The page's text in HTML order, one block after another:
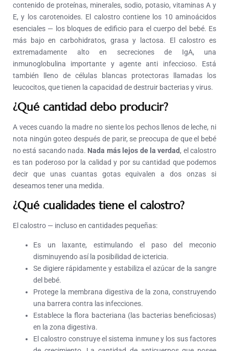
contenido de proteínas, minerales, sodio, potasio, vitaminas A y
E, y los carotenoides. El calostro contiene los 10 aminoácidos
esenciales — los bloques de edificio para el cuerpo del bebé. Es
más bajo en carbohidratos, grasa y lactosa. El calostro es
extremadamente alto en secreciones de IgA, una
inmunoglobulina importante y agente anti infeccioso. Está
también lleno de células blancas protectoras llamadas los
leucocitos, que tienen la capacidad de destruir bacterias y virus.
¿Qué cantidad debo producir?
A veces cuando la madre no siente los pechos llenos de leche, ni
nota ningún goteo después de parir, se preocupa de que el bebé
no está sacando nada. Nada más lejos de la verdad , el calostro
es tan poderoso por la calidad y por su cantidad que podemos
decir que unas cuantas gotas equivalen a dos onzas si
deseamos tener una medida.
¿Qué cualidades tiene el calostro?
El calostro — incluso en cantidades pequeñas:
Es un laxante, estimulando el paso del meconio
disminuyendo así la posibilidad de ictericia.
Se digiere rápidamente y estabiliza el azúcar de la sangre
del bebé.
Protege la membrana digestiva de la zona, construyendo
una barrera contra las infecciones.
Establece la flora bacteriana (las bacterias beneficiosas)
en la zona digestiva.
El calostro construye el sistema inmune y los sus factores